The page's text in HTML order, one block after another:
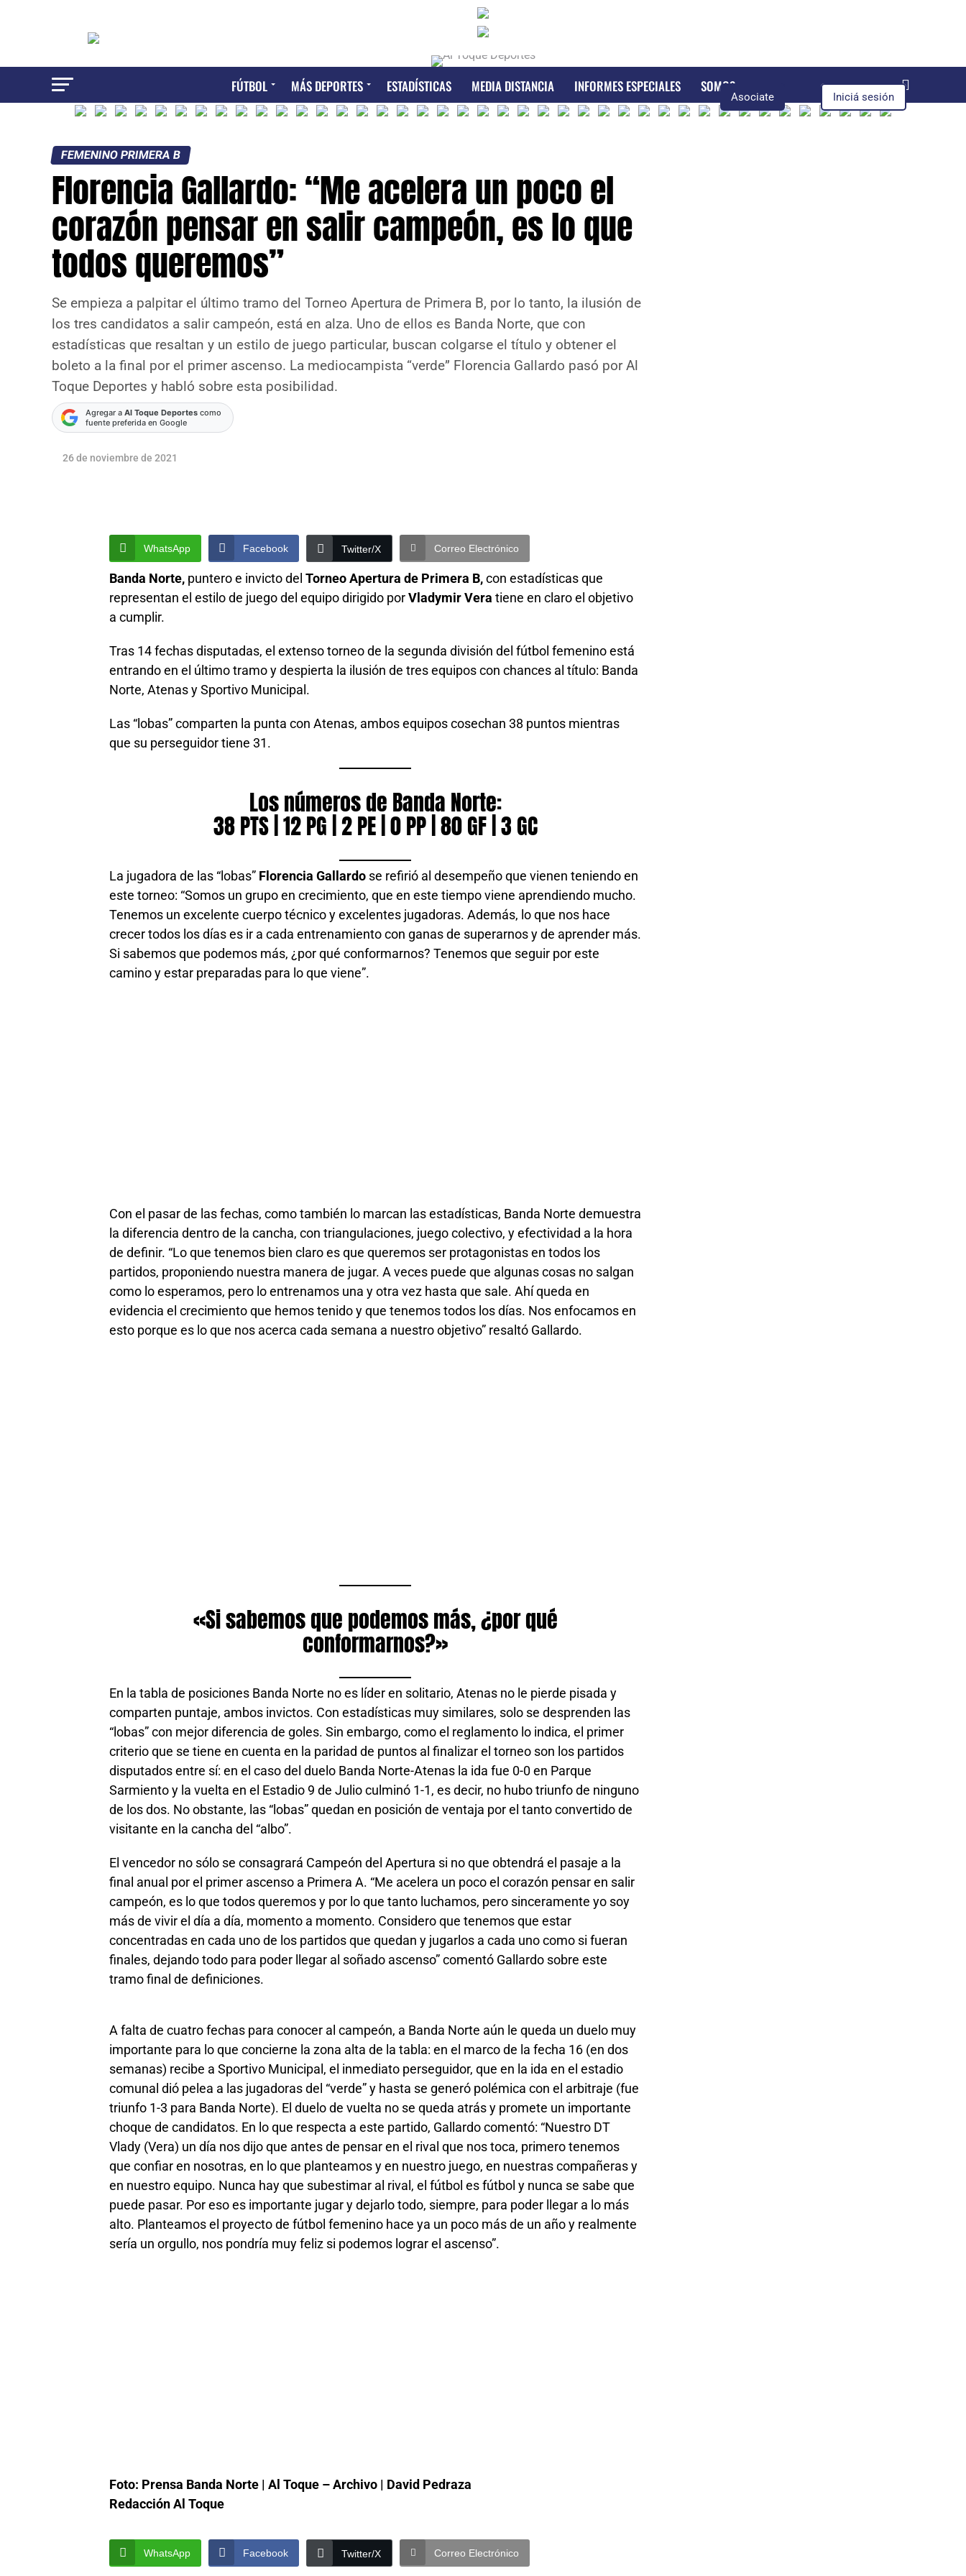
Asociate Iniciá sesión
FÚTBOL MÁS DEPORTES ESTADÍSTICAS MEDIA DISTANCIA INFORMES ESPECIALES SOMOS
FEMENINO PRIMERA B
Florencia Gallardo: “Me acelera un poco el
corazón pensar en salir campeón, es lo que
todos queremos”
Se empieza a palpitar el último tramo del Torneo Apertura de Primera B, por lo tanto, la ilusión de
los tres candidatos a salir campeón, está en alza. Uno de ellos es Banda Norte, que con
estadísticas que resaltan y un estilo de juego particular, buscan colgarse el título y obtener el
boleto a la final por el primer ascenso. La mediocampista “verde” Florencia Gallardo pasó por Al
Toque Deportes y habló sobre esta posibilidad.
Agregar a Al Toque Deportes como
fuente preferida en Google
26 de noviembre de 2021
WhatsApp Facebook Twitter/X Correo Electrónico
Banda Norte, puntero e invicto del Torneo Apertura de Primera B, con estadísticas que
representan el estilo de juego del equipo dirigido por Vladymir Vera tiene en claro el objetivo
a cumplir.
Tras 14 fechas disputadas, el extenso torneo de la segunda división del fútbol femenino está
entrando en el último tramo y despierta la ilusión de tres equipos con chances al título: Banda
Norte, Atenas y Sportivo Municipal.
Las “lobas” comparten la punta con Atenas, ambos equipos cosechan 38 puntos mientras
que su perseguidor tiene 31.
Los números de Banda Norte:
38 PTS | 12 PG | 2 PE | 0 PP | 80 GF | 3 GC
La jugadora de las “lobas” Florencia Gallardo se refirió al desempeño que vienen teniendo en
este torneo: “Somos un grupo en crecimiento, que en este tiempo viene aprendiendo mucho.
Tenemos un excelente cuerpo técnico y excelentes jugadoras. Además, lo que nos hace
crecer todos los días es ir a cada entrenamiento con ganas de superarnos y de aprender más.
Si sabemos que podemos más, ¿por qué conformarnos? Tenemos que seguir por este
camino y estar preparadas para lo que viene”.
Con el pasar de las fechas, como también lo marcan las estadísticas, Banda Norte demuestra
la diferencia dentro de la cancha, con triangulaciones, juego colectivo, y efectividad a la hora
de definir. “Lo que tenemos bien claro es que queremos ser protagonistas en todos los
partidos, proponiendo nuestra manera de jugar. A veces puede que algunas cosas no salgan
como lo esperamos, pero lo entrenamos una y otra vez hasta que sale. Ahí queda en
evidencia el crecimiento que hemos tenido y que tenemos todos los días. Nos enfocamos en
esto porque es lo que nos acerca cada semana a nuestro objetivo” resaltó Gallardo.
«Si sabemos que podemos más, ¿por qué
conformarnos?»
En la tabla de posiciones Banda Norte no es líder en solitario, Atenas no le pierde pisada y
comparten puntaje, ambos invictos. Con estadísticas muy similares, solo se desprenden las
“lobas” con mejor diferencia de goles. Sin embargo, como el reglamento lo indica, el primer
criterio que se tiene en cuenta en la paridad de puntos al finalizar el torneo son los partidos
disputados entre sí: en el caso del duelo Banda Norte-Atenas la ida fue 0-0 en Parque
Sarmiento y la vuelta en el Estadio 9 de Julio culminó 1-1, es decir, no hubo triunfo de ninguno
de los dos. No obstante, las “lobas” quedan en posición de ventaja por el tanto convertido de
visitante en la cancha del “albo”.
El vencedor no sólo se consagrará Campeón del Apertura si no que obtendrá el pasaje a la
final anual por el primer ascenso a Primera A. “Me acelera un poco el corazón pensar en salir
campeón, es lo que todos queremos y por lo que tanto luchamos, pero sinceramente yo soy
más de vivir el día a día, momento a momento. Considero que tenemos que estar
concentradas en cada uno de los partidos que quedan y jugarlos a cada uno como si fueran
finales, dejando todo para poder llegar al soñado ascenso” comentó Gallardo sobre este
tramo final de definiciones.
A falta de cuatro fechas para conocer al campeón, a Banda Norte aún le queda un duelo muy
importante para lo que concierne la zona alta de la tabla: en el marco de la fecha 16 (en dos
semanas) recibe a Sportivo Municipal, el inmediato perseguidor, que en la ida en el estadio
comunal dió pelea a las jugadoras del “verde” y hasta se generó polémica con el arbitraje (fue
triunfo 1-3 para Banda Norte). El duelo de vuelta no se queda atrás y promete un importante
choque de candidatos. En lo que respecta a este partido, Gallardo comentó: “Nuestro DT
Vlady (Vera) un día nos dijo que antes de pensar en el rival que nos toca, primero tenemos
que confiar en nosotras, en lo que planteamos y en nuestro juego, en nuestras compañeras y
en nuestro equipo. Nunca hay que subestimar al rival, el fútbol es fútbol y nunca se sabe que
puede pasar. Por eso es importante jugar y dejarlo todo, siempre, para poder llegar a lo más
alto. Planteamos el proyecto de fútbol femenino hace ya un poco más de un año y realmente
sería un orgullo, nos pondría muy feliz si podemos lograr el ascenso”.
Foto: Prensa Banda Norte | Al Toque – Archivo | David Pedraza
Redacción Al Toque
WhatsApp Facebook Twitter/X Correo Electrónico